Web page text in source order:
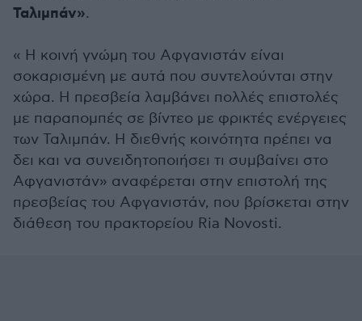
Ταλιμπάν».
« Η κοινή γνώμη του Αφγανιστάν είναι
σοκαρισμένη με αυτά που συντελούνται στην
χώρα. Η πρεσβεία λαμβάνει πολλές επιστολές
με παραπομπές σε βίντεο με φρικτές ενέργειες
των Ταλιμπάν. Η διεθνής κοινότητα πρέπει να
δει και να συνειδητοποιήσει τι συμβαίνει στο
Αφγανιστάν» αναφέρεται στην επιστολή της
πρεσβείας του Αφγανιστάν, που βρίσκεται στην
διάθεση του πρακτορείου Ria Novosti.